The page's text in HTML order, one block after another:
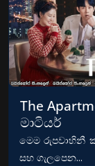
The
මාටියර්
මෙම රුපවාහිනී
සහ ගැලපෙන...